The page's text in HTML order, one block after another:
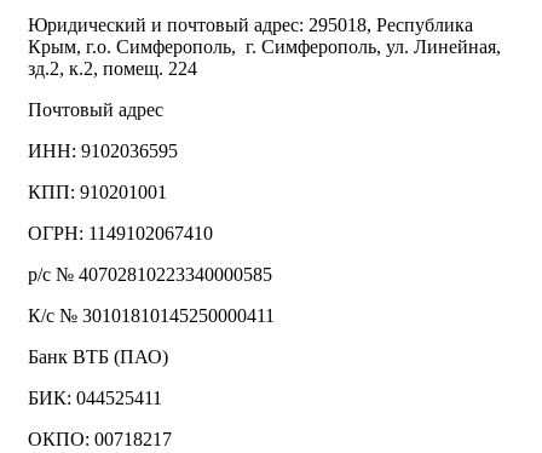
Юридический и почтовый адрес: 295018, Республика
Крым, г.о. Симферополь, г. Симферополь, ул. Линейная,
зд.2, к.2, помещ. 224
Почтовый адрес
ИНН: 9102036595
КПП: 910201001
ОГРН: 1149102067410
р/с № 40702810223340000585
К/с № 30101810145250000411
Банк ВТБ (ПАО)
БИК: 044525411
ОКПО: 00718217